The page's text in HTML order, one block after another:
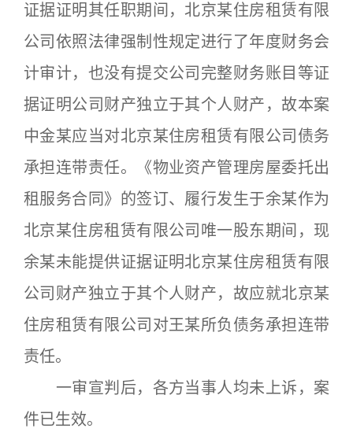
证据证明其任职期间，北京某住房租赁有限
公司依照法律强制性规定进行了年度财务会
计审计，也没有提交公司完整财务账目等证
据证明公司财产独立于其个人财产，故本案
中金某应当对北京某住房租赁有限公司债务
承担连带责任。《物业资产管理房屋委托出
租服务合同》的签订、履行发生于余某作为
北京某住房租赁有限公司唯一股东期间，现
余某未能提供证据证明北京某住房租赁有限
公司财产独立于其个人财产，故应就北京某
住房租赁有限公司对王某所负债务承担连带
责任。
一审宣判后，各方当事人均未上诉，案
件已生效。